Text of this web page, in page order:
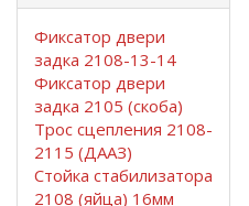
Фиксатор двери
задка 2108-13-14
Фиксатор двери
задка 2105 (скоба)
Трос сцепления 2108-
2115 (ДААЗ)
Стойка стабилизатора
2108 (яйца) 16мм